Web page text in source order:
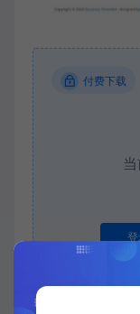
付费下载